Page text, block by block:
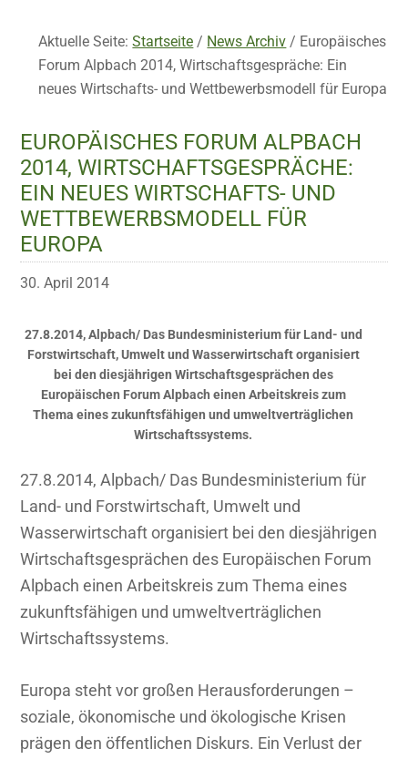
Aktuelle Seite:Startseite / News Archiv / Europäisches
Forum Alpbach 2014, Wirtschaftsgespräche: Ein
neues Wirtschafts- und Wettbewerbsmodell für Europa
EUROPÄISCHES FORUM ALPBACH
2014, WIRTSCHAFTSGESPRÄCHE:
EIN NEUES WIRTSCHAFTS- UND
WETTBEWERBSMODELL FÜR
EUROPA
30. April 2014
27.8.2014, Alpbach/ Das Bundesministerium für Land- und
Forstwirtschaft, Umwelt und Wasserwirtschaft organisiert
bei den diesjährigen Wirtschaftsgesprächen des
Europäischen Forum Alpbach einen Arbeitskreis zum
Thema eines zukunftsfähigen und umweltverträglichen
Wirtschaftssystems.
27.8.2014, Alpbach/ Das Bundesministerium für
Land- und Forstwirtschaft, Umwelt und
Wasserwirtschaft organisiert bei den diesjährigen
Wirtschaftsgesprächen des Europäischen Forum
Alpbach einen Arbeitskreis zum Thema eines
zukunftsfähigen und umweltverträglichen
Wirtschaftssystems.
Europa steht vor großen Herausforderungen –
soziale, ökonomische und ökologische Krisen
prägen den öffentlichen Diskurs. Ein Verlust der